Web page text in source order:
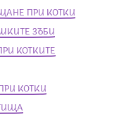
ПРИ КОТКИ
ЗЪБИ
КОТКИТЕ
КОТКИ